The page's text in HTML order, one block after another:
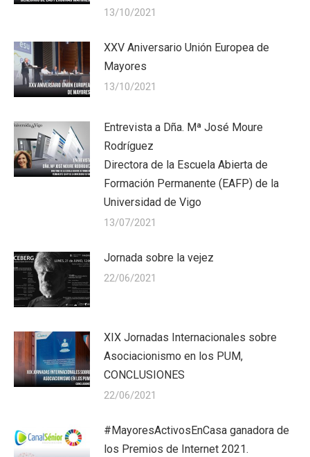
13/10/2021
XXV Aniversario Unión Europea de
Mayores
13/10/2021
Entrevista a Dña. Mª José Moure
Rodríguez
Directora de la Escuela Abierta de
Formación Permanente (EAFP) de la
Universidad de Vigo
13/07/2021
Jornada sobre la vejez
22/06/2021
XIX Jornadas Internacionales sobre
Asociacionismo en los PUM,
CONCLUSIONES
22/06/2021
#MayoresActivosEnCasa ganadora de
los Premios de Internet 2021.